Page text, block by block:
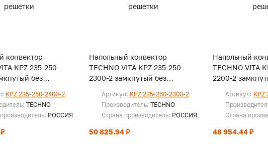
конвектор
KPZ 235-250-
без
KPZ 235-250-2400-2
TECHNO
РОССИЯ
Напольный конвектор
TECHNO VITA KPZ 235-250-
2300-2 замкнутый без
Артикул: KPZ 235-250-2300-2
Производитель: TECHNO
Страна производитель: РОССИЯ
50 825.94 ₽
Напольный
TECHNO VITA
2200-2
Артикул: KPZ
Страна
48 954.44 ₽